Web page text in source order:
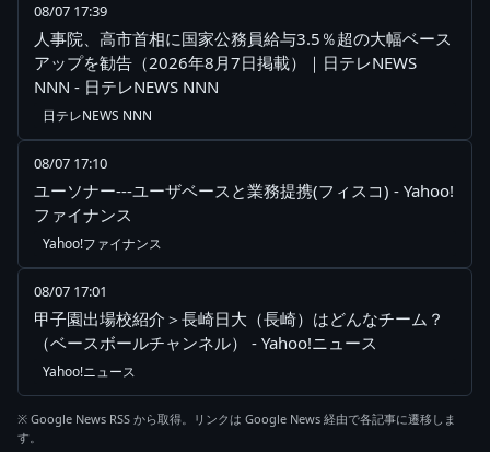
08/07 17:39
人事院、高市首相に国家公務員給与3.5％超の大幅ベース
アップを勧告（2026年8月7日掲載）｜日テレNEWS
NNN - 日テレNEWS NNN
日テレNEWS NNN
08/07 17:10
ユーソナー---ユーザベースと業務提携(フィスコ) - Yahoo!
ファイナンス
Yahoo!ファイナンス
08/07 17:01
甲子園出場校紹介＞長崎日大（長崎）はどんなチーム？
（ベースボールチャンネル） - Yahoo!ニュース
Yahoo!ニュース
※ Google News RSS から取得。リンクは Google News 経由で各記事に遷移しま
す。